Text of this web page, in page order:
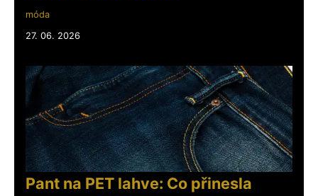
móda
27. 06. 2026
Pant na PET lahve: Co přinesla